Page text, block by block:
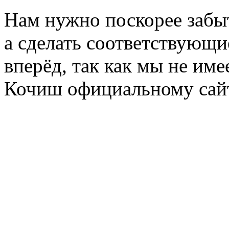
Нам нужно поскорее
а сделать
вперёд, так как мы не
Кочиш официальному